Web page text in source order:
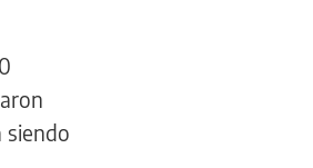
siendo